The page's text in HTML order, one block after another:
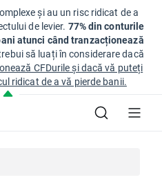
și au un risc ridicat de a
de levier. 77% din conturile
atunci când tranzacționează
să luați în considerare dacă
CFDurile și dacă vă puteți
ridicat de a vă pierde banii.